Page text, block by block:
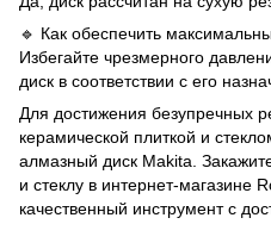
🔹 Как обеспечить
Избегайте чрезмерного
диск в соответствии с его
Для достижения безупречных
керамической плиткой и
алмазный диск Makita.
и стеклу в интернет-магазине
качественный инструмент с